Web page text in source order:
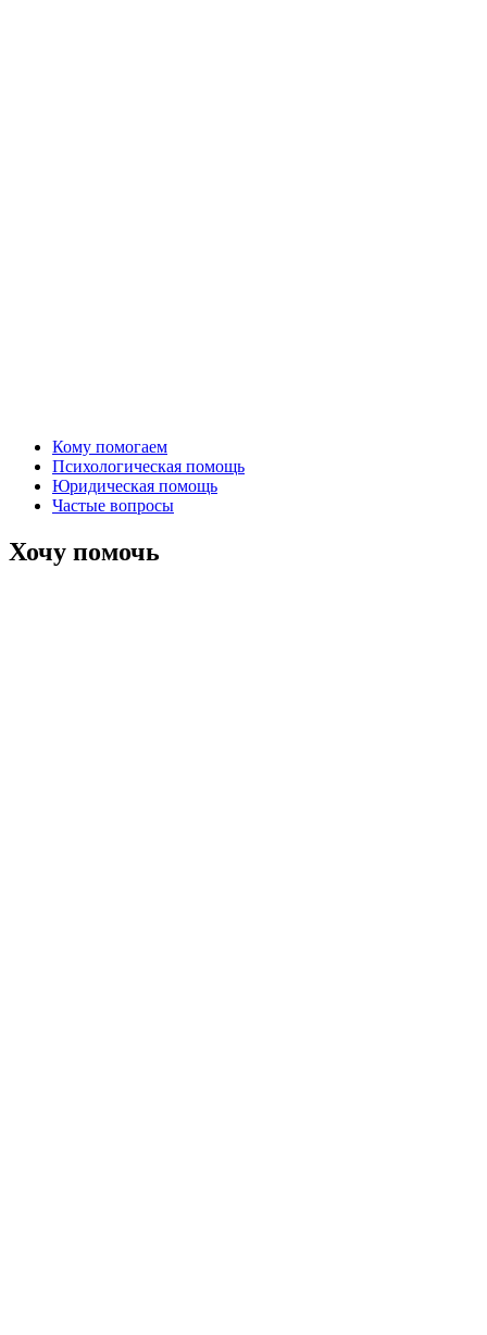
Кому помогаем
Психологическая помощь
Юридическая помощь
Частые вопросы
Хочу помочь